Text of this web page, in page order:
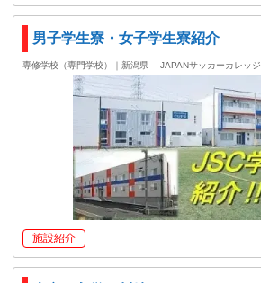
男子学生寮・女子学生寮紹介
専修学校（専門学校）｜新潟県 JAPANサッカーカレッジ
施設紹介